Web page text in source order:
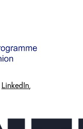
LinkedIn